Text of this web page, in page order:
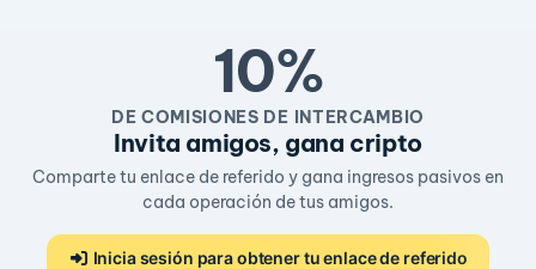
10%
DE COMISIONES DE INTERCAMBIO
Invita amigos, gana cripto
Comparte tu enlace de referido y gana ingresos pasivos en
cada operación de tus amigos.
Inicia sesión para obtener tu enlace de referido